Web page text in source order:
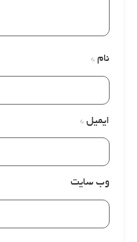
نام *
ایمیل *
وب‌ سایت